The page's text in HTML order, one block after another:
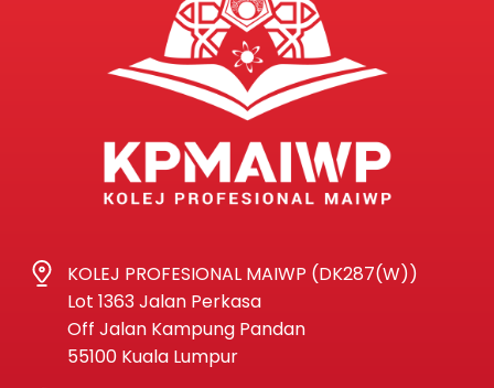
KOLEJ PROFESIONAL MAIWP (DK287(W))
Lot 1363 Jalan Perkasa
Off Jalan Kampung Pandan
55100 Kuala Lumpur